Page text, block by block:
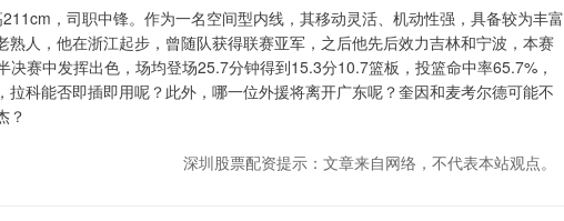
，司职中锋。作为一名空间型内线，其移动灵活、机动性强，具备较为丰富
人，他在浙江起步，曾随队获得联赛亚军，之后他先后效力吉林和宁波，本赛
赛中发挥出色，场均登场25.7分钟得到15.3分10.7篮板，投篮命中率65.7%，
科能否即插即用呢？此外，哪一位外援将离开广东呢？奎因和麦考尔德可能不
？
深圳股票配资提示：文章来自网络，不代表本站观点。